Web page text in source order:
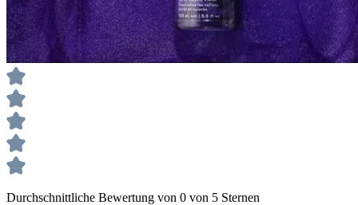
Durchschnittliche Bewertung von 0 von 5 Sternen